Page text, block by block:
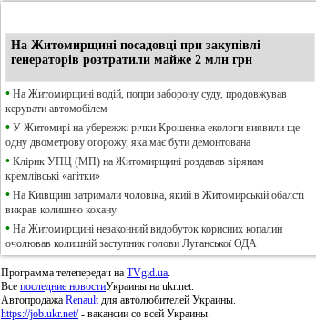
На Житомирщині посадовці при закупівлі
генераторів розтратили майже 2 млн грн
• На Житомирщині водій, попри заборону суду, продовжував
керувати автомобілем
• У Житомирі на убережжі річки Крошенка екологи виявили ще
одну двометрову огорожу, яка має бути демонтована
• Клірик УПЦ (МП) на Житомирщині роздавав вірянам
кремлівські «агітки»
• На Київщині затримали чоловіка, який в Житомирській обалсті
викрав колишню кохану
• На Житомирщині незаконний видобуток корисних копалин
очолював колишній заступник голови Луганської ОДА
Программа телепередач на TVgid.ua.
Все последние новостиУкраины на ukr.net.
Автопродажа Renaultдля автолюбителей Украины.
https://job.ukr.net/- вакансии со всей Украины.